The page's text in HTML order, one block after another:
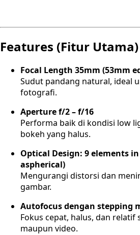
Features (Fitur Utama)
Focal Length 35mm (53mm
Sudut pandang natural, ideal
fotografi.
Aperture f/2 – f/16
Performa baik di kondisi low
bokeh yang halus.
Optical Design: 9 elements
aspherical)
Mengurangi distorsi dan
gambar.
Autofocus dengan stepping
Fokus cepat, halus, dan
maupun video.